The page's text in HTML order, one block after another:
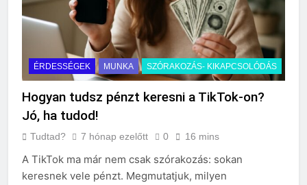
ÉRDESSÉGEK MUNKA SZÓRAKOZÁS- KIKAPCSOLÓDÁS
Hogyan tudsz pénzt keresni a TikTok-on?
Jó, ha tudod!
Tudtad? 7 hónap ezelőtt 0 16 mins
A TikTok ma már nem csak szórakozás: sokan
keresnek vele pénzt. Megmutatjuk, milyen